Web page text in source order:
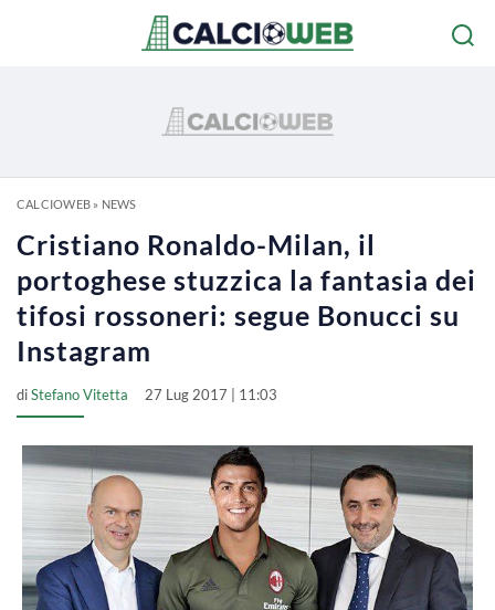
CALCIOWEB» NEWS
Cristiano Ronaldo-Milan, il
portoghese stuzzica la fantasia dei
tifosi rossoneri: segue Bonucci su
Instagram
diStefano Vitetta 27 Lug 2017 | 11:03